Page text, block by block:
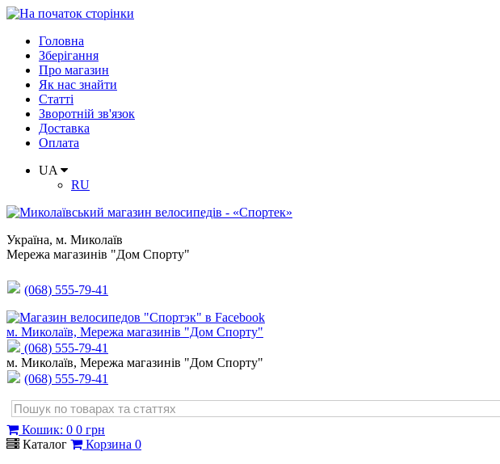
Головна
Зберігання
Про магазин
Як нас знайти
Статті
Зворотній зв'язок
Доставка
Оплата
UA
RU
Україна, м. Миколаїв
Мережа магазинів "Дом Спорту"
(068) 555-79-41
м. Миколаїв, Мережа магазинів "Дом Спорту"
(068) 555-79-41
м. Миколаїв, Мережа магазинів "Дом Спорту"
(068) 555-79-41
Кошик: 0 0 грн
Каталог
Корзина 0